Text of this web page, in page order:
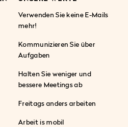
Verwenden Sie keine E-Mails
mehr!
Kommunizieren Sie über
Aufgaben
Halten Sie weniger und
bessere Meetings ab
Freitags anders arbeiten
Arbeit is mobil